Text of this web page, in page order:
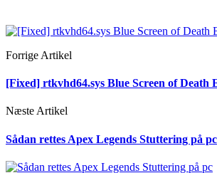
Forrige Artikel
[Fixed] rtkvhd64.sys Blue Screen of Death
Næste Artikel
Sådan rettes Apex Legends Stuttering på pc